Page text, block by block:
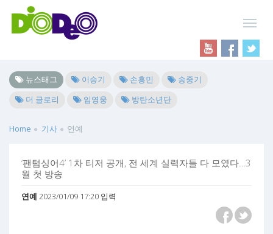
뉴스태그 이승기 손흥민
송중기
더 글로리
임영웅 방탄소년단
Home 기사 연예
‘팬텀싱어4’ 1차 티저 공개, 전 세계 실력자들 다 모였다…3
월 첫 방송
연예 2023/01/09 17:20 입력